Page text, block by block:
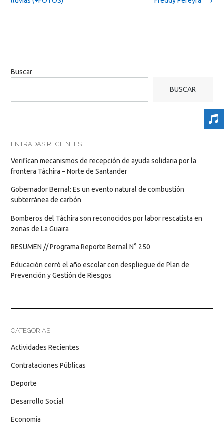
Buscar
BUSCAR
ENTRADAS RECIENTES
Verifican mecanismos de recepción de ayuda solidaria por la
frontera Táchira – Norte de Santander
Gobernador Bernal: Es un evento natural de combustión
subterránea de carbón
Bomberos del Táchira son reconocidos por labor rescatista en
zonas de La Guaira
RESUMEN // Programa Reporte Bernal N° 250
Educación cerró el año escolar con despliegue de Plan de
Prevención y Gestión de Riesgos
CATEGORÍAS
Actividades Recientes
Contrataciones Públicas
Deporte
Desarrollo Social
Economía